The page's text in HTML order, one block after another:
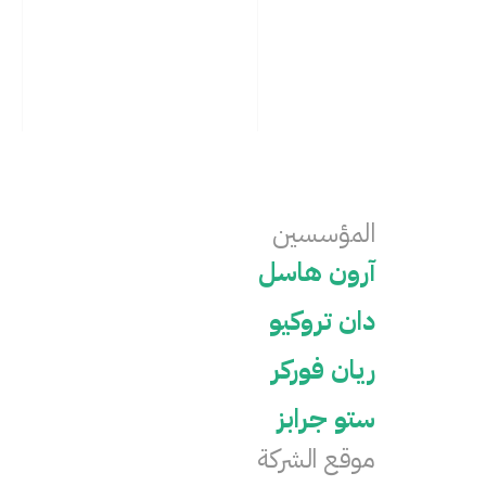
المؤسسين
آرون هاسل
دان تروكيو
ريان فوركر
ستو جرابز
موقع الشركة